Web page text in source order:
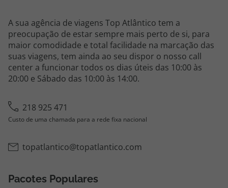
A sua agência de viagens Top Atlântico tem a
preocupação de estar sempre mais perto de si, para
maior comodidade e total facilidade na marcação das
suas viagens, tem ainda ao seu dispor o nosso call
center a funcionar todos os dias úteis das 10:00 às
20:00 e Sábado das 10:00 às 14:00.
218 925 471
Custo de uma chamada para a rede fixa nacional
topatlantico@topatlantico.com
Pacotes Populares